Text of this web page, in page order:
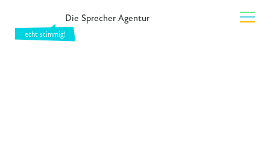
Die Sprecher Agentur